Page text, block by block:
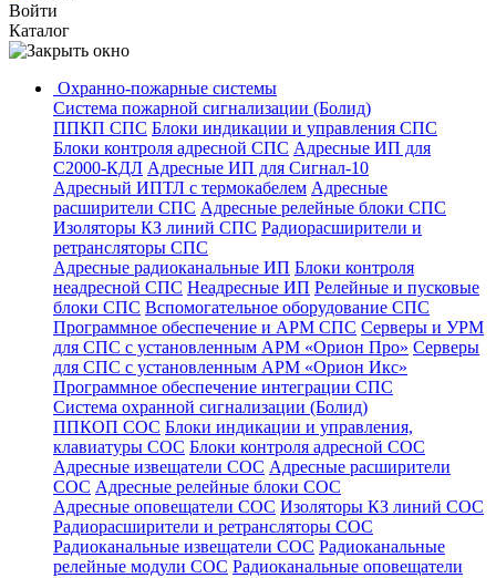
Войти
Каталог
Охранно-пожарные системы
Система пожарной сигнализации (Болид)
ППКП СПС Блоки индикации и управления СПС
Блоки контроля адресной СПС Адресные ИП для
С2000-КДЛ Адресные ИП для Сигнал-10
Адресный ИПТЛ с термокабелем Адресные
расширители СПС Адресные релейные блоки СПС
Изоляторы КЗ линий СПС Радиорасширители и
ретрансляторы СПС
Адресные радиоканальные ИП Блоки контроля
неадресной СПС Неадресные ИП Релейные и пусковые
блоки СПС Вспомогательное оборудование СПС
Программное обеспечение и АРМ СПС Серверы и УРМ
для СПС с установленным АРМ «Орион Про» Серверы
для СПС с установленным АРМ «Орион Икс»
Программное обеспечение интеграции СПС
Система охранной сигнализации (Болид)
ППКОП СОС Блоки индикации и управления,
клавиатуры СОС Блоки контроля адресной СОС
Адресные извещатели СОС Адресные расширители
СОС Адресные релейные блоки СОС
Адресные оповещатели СОС Изоляторы КЗ линий СОС
Радиорасширители и ретрансляторы СОС
Радиоканальные извещатели СОС Радиоканальные
релейные модули СОС Радиоканальные оповещатели